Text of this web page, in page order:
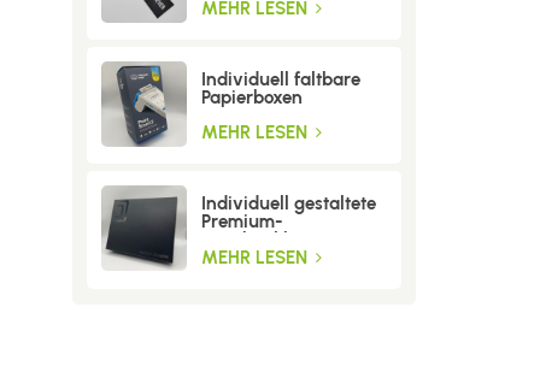
MEHR LESEN
Individuell faltbare
Papierboxen
MEHR LESEN
Individuell gestaltete
Premium-
Geschenkboxen aus
Wellpappe
MEHR LESEN